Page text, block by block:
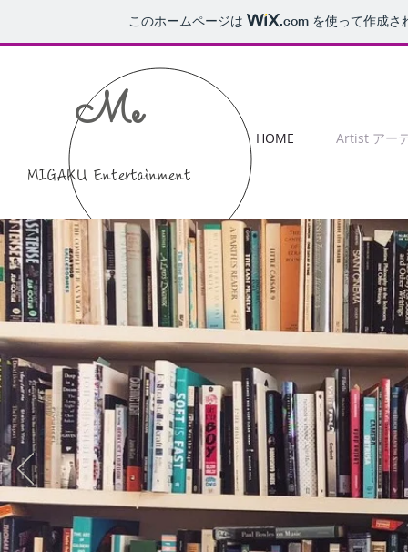
このホームページは .com を使って作成さ
Me HOME Artist アー
MIGAKU Entertainment